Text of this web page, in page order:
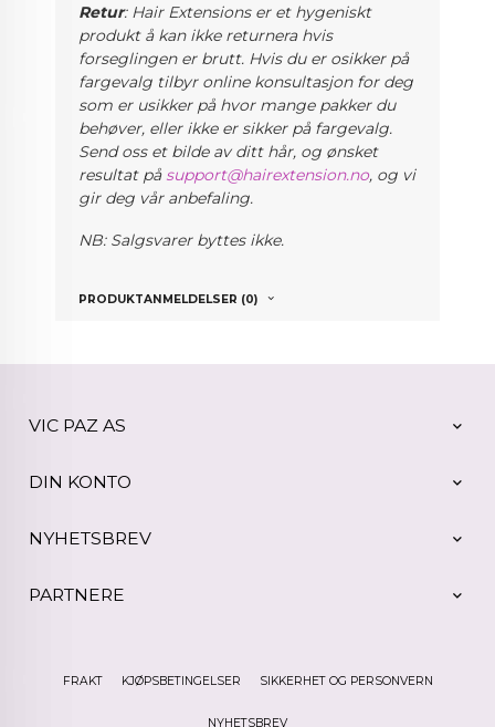
Retur: Hair Extensions er et hygeniskt
produkt å kan ikke returnera hvis
forseglingen er brutt. Hvis du er osikker på
fargevalg tilbyr online konsultasjon for deg
som er usikker på hvor mange pakker du
behøver, eller ikke er sikker på fargevalg.
Send oss et bilde av ditt hår, og ønsket
resultat på support@hairextension.no, og vi
gir deg vår anbefaling.
NB: Salgsvarer byttes ikke.
PRODUKTANMELDELSER (0)
VIC PAZ AS
DIN KONTO
NYHETSBREV
PARTNERE
FRAKT KJØPSBETINGELSER SIKKERHET OG PERSONVERN
NYHETSBREV